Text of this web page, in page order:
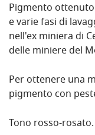
Pigmento
e varie fasi di
nell'ex miniera di
delle miniere del
Per ottenere una
pigmento con
Tono rosso-rosato.